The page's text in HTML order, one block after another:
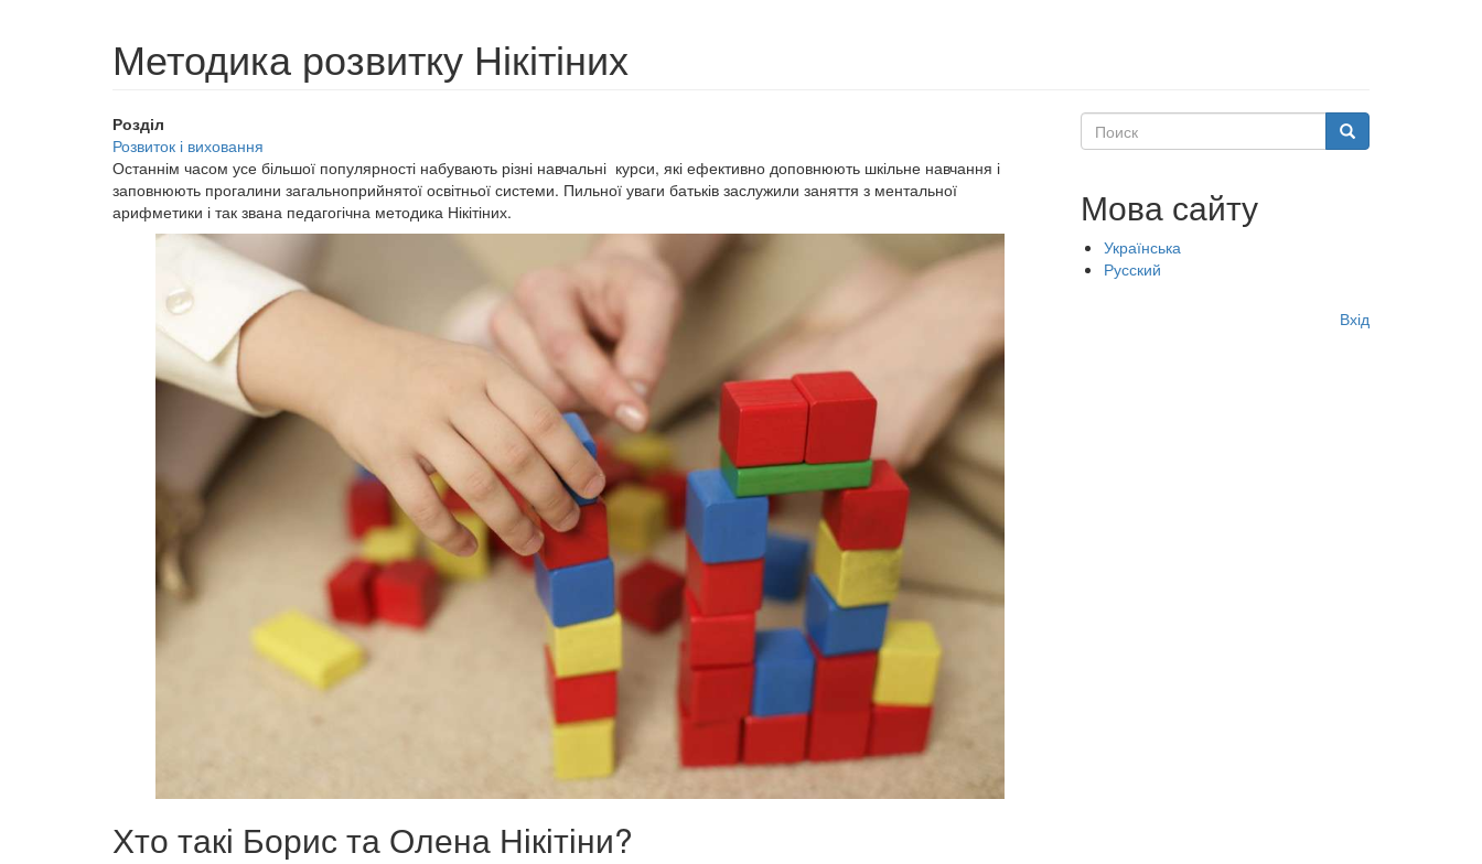
Методика розвитку Нікітіних
Розділ
Розвиток і виховання
Останнім часом усе більшої популярності набувають різні навчальні курси, які ефективно доповнюють шкільне навчання і
заповнюють прогалини загальноприйнятої освітньої системи. Пильної уваги батьків заслужили заняття з ментальної
арифметики і так звана педагогічна методика Нікітіних.
Хто такі Борис та Олена Нікітіни?
Поиск Поиск
Мова сайту
Українська
Русский
Вхід